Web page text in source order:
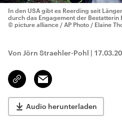
In den USA gibt es Reerding seit
durch das Engagement der Bestatterin
© picture alliance / AP Photo / Elaine
Von Jörn Straehler-Pohl |
Link
kopieren/teilen
Email
Audio herunterladen